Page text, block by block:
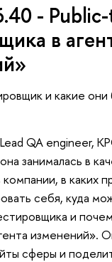
-
в
и какие
QA engineer,
занималась в
в каких
себя, куда
и
изменений».
сферы и